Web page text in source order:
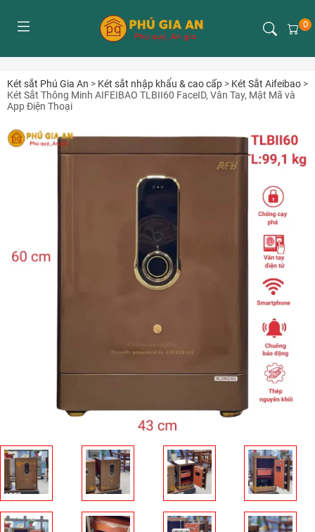
0
Két sắt Phú Gia An > Két sắt nhập khẩu & cao cấp > Két Sắt Aifeibao >
Két Sắt Thông Minh AIFEIBAO TLBII60 FaceID, Vân Tay, Mật Mã và
App Điện Thoại